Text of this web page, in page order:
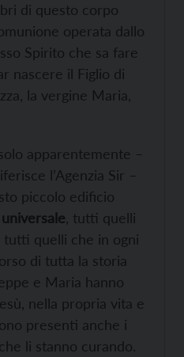
di questo corpo
operata dallo
Spirito che sa fare
nascere il Figlio di
la vergine Maria,
apparentemente –
l’Agenzia Sir –
piccolo edificio
, tutti quelli
tutti quelli che in ogni
di tutta la storia
e Maria hanno
nella propria vita e
presenti anche i
li stanno curando.